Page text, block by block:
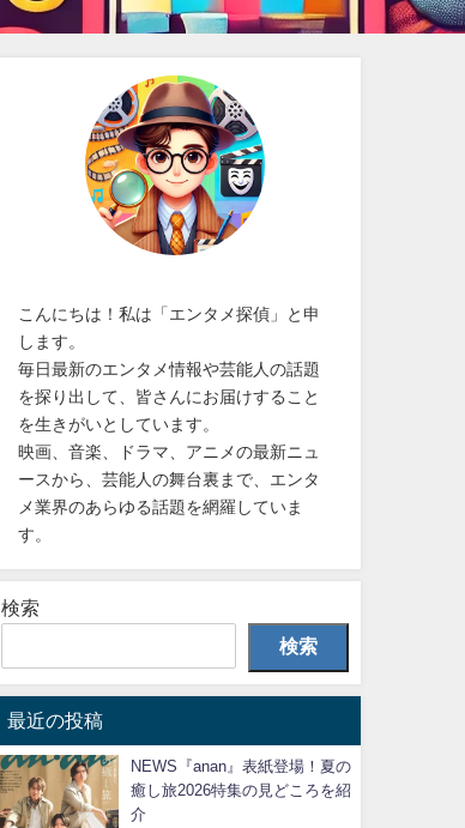
こんにちは！私は「エンタメ探偵」と申
します。
毎日最新のエンタメ情報や芸能人の話題
を探り出して、皆さんにお届けすること
を生きがいとしています。
映画、音楽、ドラマ、アニメの最新ニュ
ースから、芸能人の舞台裏まで、エンタ
メ業界のあらゆる話題を網羅していま
す。
検索
検索
最近の投稿
NEWS『anan』表紙登場！夏の
癒し旅2026特集の見どころを紹
介